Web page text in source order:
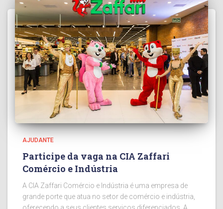
AJUDANTE
Participe da vaga na CIA Zaffari
Comércio e Indústria
A CIA Zaffari Comércio e Indústria é uma empresa de
grande porte que atua no setor de comércio e indústria,